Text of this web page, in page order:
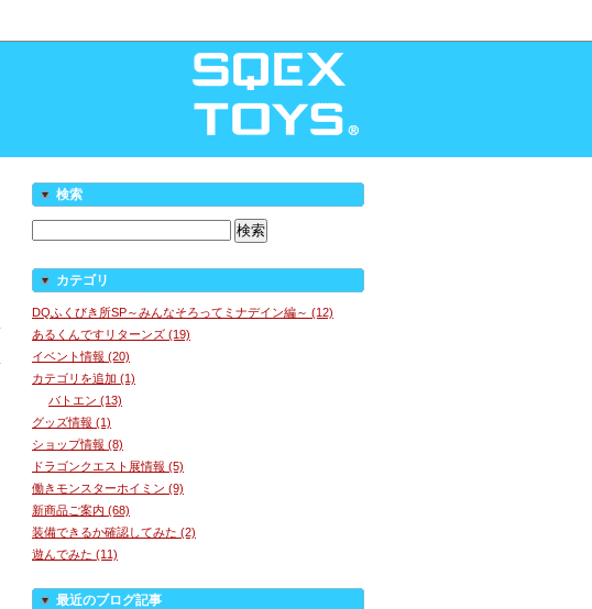
検索
カテゴリ
DQふくびき所SP～みんなそろってミナデイン編～ (12)
あるくんですリターンズ (19)
イベント情報 (20)
カテゴリを追加 (1)
バトエン (13)
グッズ情報 (1)
ショップ情報 (8)
ドラゴンクエスト展情報 (5)
働きモンスターホイミン (9)
新商品ご案内 (68)
装備できるか確認してみた (2)
遊んでみた (11)
最近のブログ記事